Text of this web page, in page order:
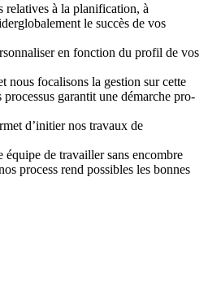
relatives à la planification, à
le succès de vos
en fonction du profil de vos
nous focalisons la gestion sur cette
garantit une démarche pro-
d’initier nos travaux de
équipe de travailler sans encombre
process rend possibles les bonnes